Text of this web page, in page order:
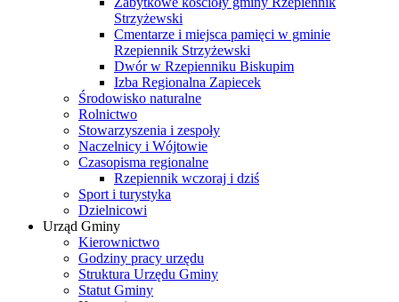
Strzyżewski
Cmentarze i miejsca pamięci w gminie
Rzepiennik Strzyżewski
Dwór w Rzepienniku Biskupim
Izba Regionalna Zapiecek
Środowisko naturalne
Rolnictwo
Stowarzyszenia i zespoły
Naczelnicy i Wójtowie
Czasopisma regionalne
Rzepiennik wczoraj i dziś
Sport i turystyka
Dzielnicowi
Urząd Gminy
Kierownictwo
Godziny pracy urzędu
Struktura Urzędu Gminy
Statut Gminy